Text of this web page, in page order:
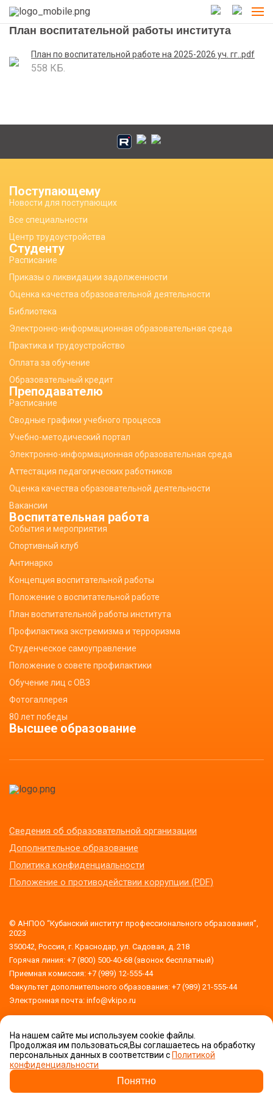
План воспитательной работы института
План по воспитательной работе на 2025-2026 уч. гг..pdf
558 КБ.
Поступающему
Новости для поступающих
Все специальности
Центр трудоустройства
Студенту
Расписание
Приказы о ликвидации задолженности
Оценка качества образовательной деятельности
Библиотека
Электронно-информационная образовательная среда
Практика и трудоустройство
Оплата за обучение
Образовательный кредит
Преподавателю
Расписание
Сводные графики учебного процесса
Учебно-методический портал
Электронно-информационная образовательная среда
Аттестация педагогических работников
Оценка качества образовательной деятельности
Вакансии
Воспитательная работа
События и мероприятия
Спортивный клуб
Антинарко
Концепция воспитательной работы
Положение о воспитательной работе
План воспитательной работы института
Профилактика экстремизма и терроризма
Студенческое самоуправление
Положение о совете профилактики
Обучение лиц с ОВЗ
Фотогаллерея
80 лет победы
Высшее образование
Сведения об образовательной организации
Дополнительное образование
Политика конфиденциальности
Положение о противодействии коррупции (PDF)
© АНПОО “Кубанский институт профессионального образования”,
2023
350042, Россия, г. Краснодар, ул. Садовая, д. 218
Горячая линия: +7 (800) 500-40-68 (звонок бесплатный)
Приемная комиссия: +7 (989) 12-555-44
Факультет дополнительного образования: +7 (989) 21-555-44
Электронная почта: info@vkipo.ru
Версия для слабовидящих
Сделано в Orange DM
На нашем сайте мы используем cookie файлы.
Продолжая им пользоваться,Вы соглашаетесь на обработку
персональных данных в соответствии с Политикой
конфиденциальности
Понятно
Приемная комиссия
Задать вопрос!
обработку
персональных данных